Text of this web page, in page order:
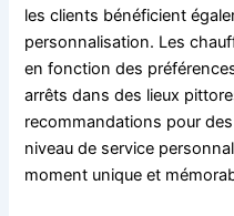
les clients bénéficient
personnalisation. Les
en fonction des
arrêts dans des lieux
recommandations pour
niveau de service
moment unique et